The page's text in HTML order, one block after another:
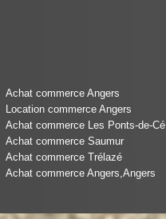
Achat commerce Angers
Location commerce Angers
Achat commerce Les Ponts-de-Cé
Achat commerce Saumur
Achat commerce Trélazé
Achat commerce Angers,Angers